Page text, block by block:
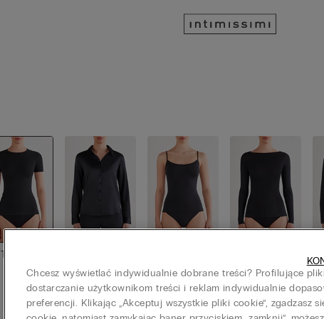
T-shirty
Bluzki
ugim ręka
wem
Chcesz wyświetlać indywidualnie dobrane treści? Profilujące
dostarczanie użytkownikom treści i reklam indywidualnie
preferencji. Klikając „Akceptuj wszystkie pliki cookie”, zgadzasz